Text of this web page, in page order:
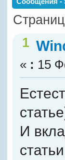
1
« : 15
И